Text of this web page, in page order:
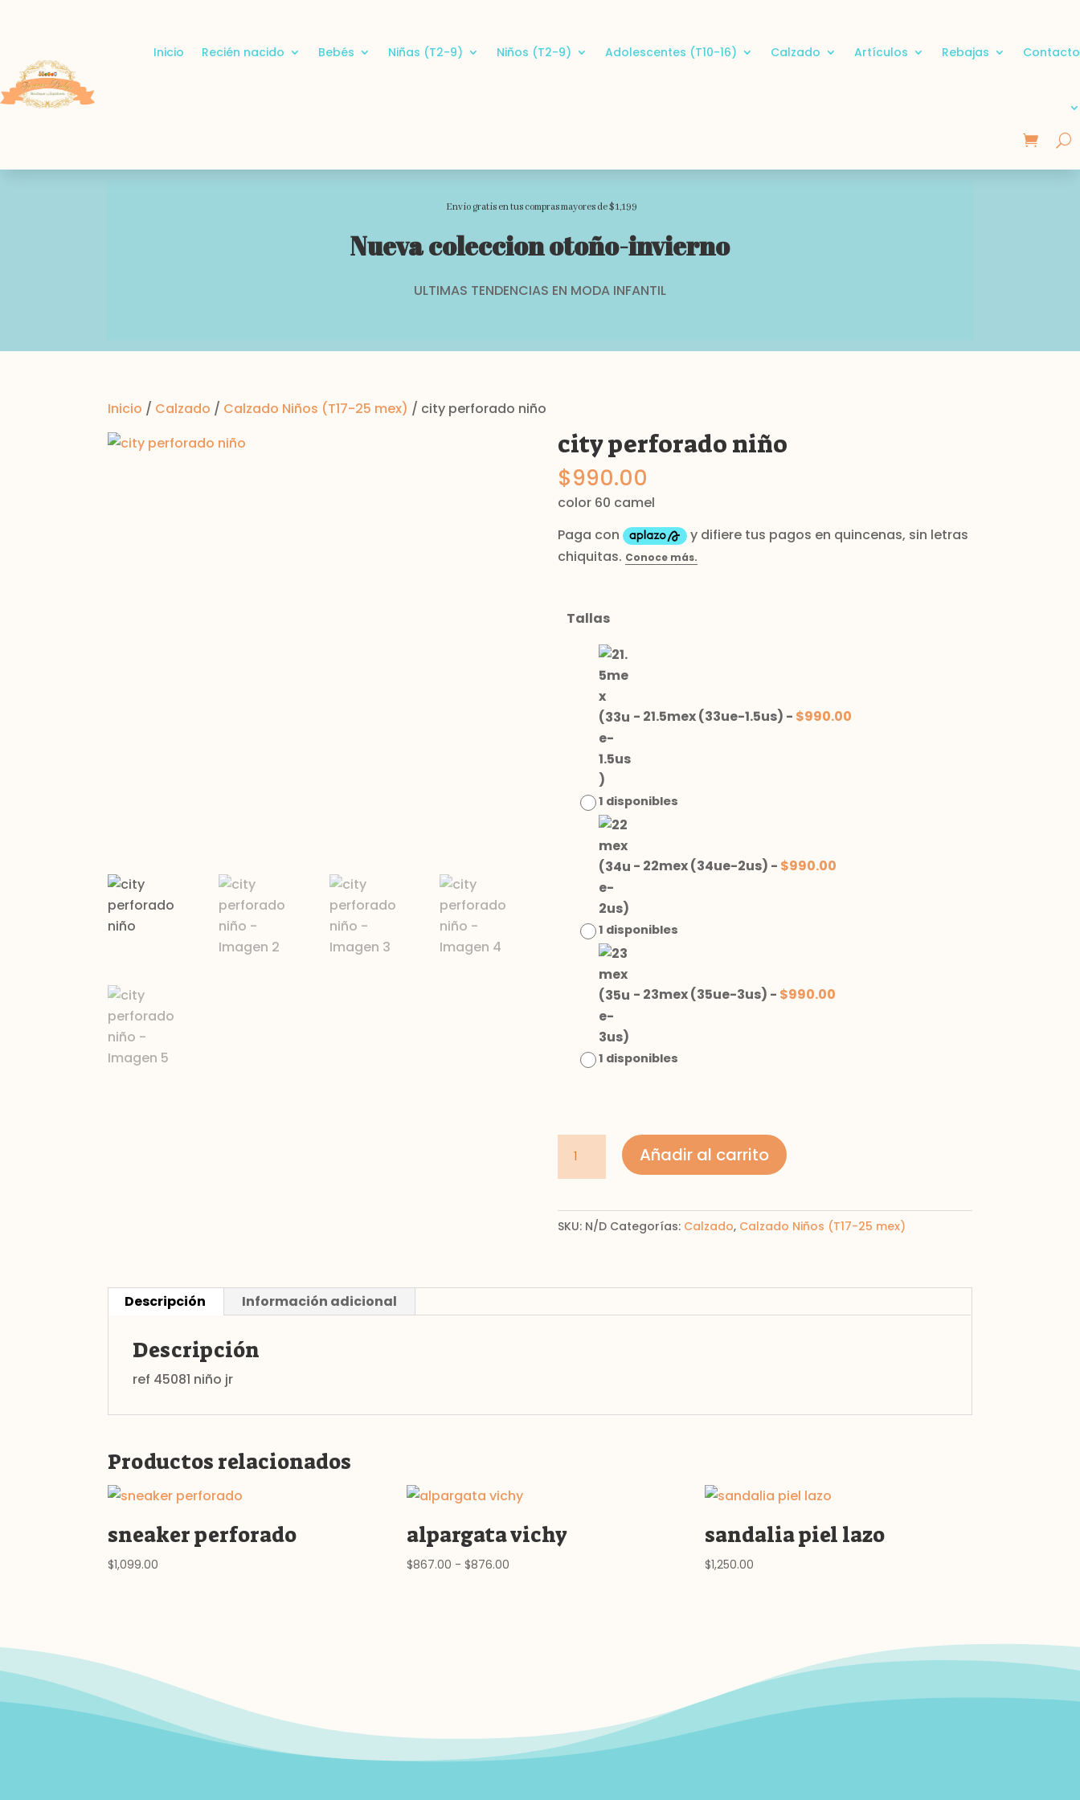
Inicio Recién nacido Bebés Niñas (T2-9) Niños (T2-9) Adolescentes (T10-16) Calzado Artículos Rebajas Contacto
Envio gratis en tus compras mayores de $1,199
Nueva coleccion otoño-invierno
ULTIMAS TENDENCIAS EN MODA INFANTIL
Inicio / Calzado / Calzado Niños (T17-25 mex) / city perforado niño
city perforado niño
$990.00
color 60 camel
Tallas
- 21.5mex (33ue-1.5us) - $990.00
1 disponibles
- 22mex (34ue-2us) - $990.00
1 disponibles
- 23mex (35ue-3us) - $990.00
1 disponibles
perforado
cantidad
Añadir al carrito
SKU: N/D Categorías: Calzado, Calzado Niños (T17-25 mex)
Descripción Información adicional
Descripción
ref 45081 niño jr
Productos relacionados
sneaker perforado
$1,099.00
alpargata vichy
$867.00 - $876.00Rango
sandalia piel lazo
$1,250.00